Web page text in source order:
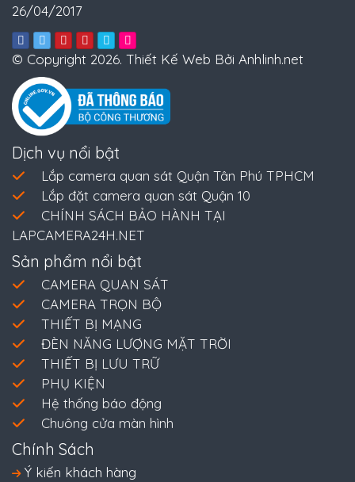
26/04/2017
© Copyright 2026. Thiết Kế Web Bởi Anhlinh.net
Dịch vụ nổi bật
Lắp camera quan sát Quận Tân Phú TPHCM
Lắp đặt camera quan sát Quận 10
CHÍNH SÁCH BẢO HÀNH TẠI
LAPCAMERA24H.NET
Sản phẩm nổi bật
CAMERA QUAN SÁT
CAMERA TRỌN BỘ
THIẾT BỊ MẠNG
ĐÈN NĂNG LƯỢNG MẶT TRỜI
THIẾT BỊ LƯU TRỮ
PHỤ KIỆN
Hệ thống báo động
Chuông cửa màn hình
Chính Sách
Ý kiến khách hàng